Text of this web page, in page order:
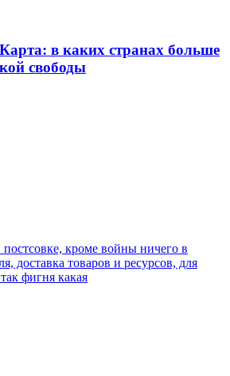
Карта: в каких странах больше
свободы
кроме войны ничего в
доставка товаров и ресурсов, для
фигня какая